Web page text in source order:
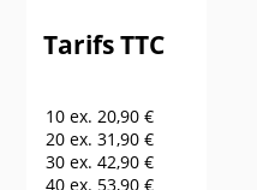
Tarifs TTC
10 ex.20,90 €
20 ex.31,90 €
30 ex.42,90 €
40 ex. 53,90 €